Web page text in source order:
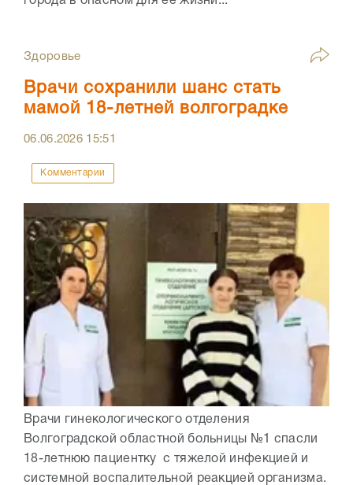
Здоровье
Врачи сохранили шанс стать
мамой 18-летней волгоградке
06.06.2026 15:51
Комментарии
Врачи гинекологического отделения
Волгоградской областной больницы №1 спасли
18-летнюю пациентку с тяжелой инфекцией и
системной воспалительной реакцией организма.